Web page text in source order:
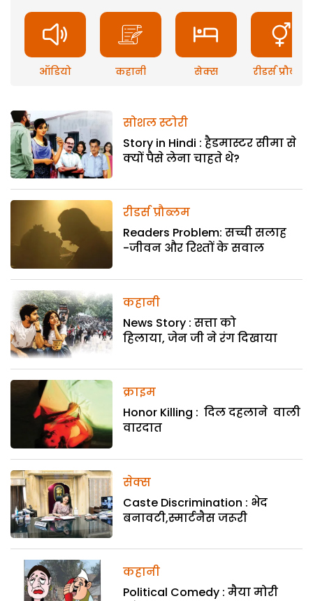
ऑडियो कहानी सेक्स रीडर्स प्रौब्लम
सोशल स्टोरी
Story in Hindi : हैडमास्टर सीमा से
क्यों पैसे लेना चाहते थे?
रीडर्स प्रौब्लम
Readers Problem: सच्ची सलाह
-जीवन और रिश्तों के सवाल
कहानी
News Story : सत्ता को
हिलाया, जेन जी ने रंग दिखाया
क्राइम
Honor Killing : दिल दहलाने वाली
वारदात
सेक्स
Caste Discrimination : भेद
बनावटी,स्मार्टनैस जरूरी
कहानी
Political Comedy : मैया मोरी